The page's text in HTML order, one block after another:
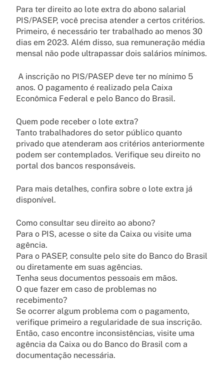
Para ter direito ao lote extra do abono salarial
PIS/PASEP, você precisa atender a certos critérios.
Primeiro, é necessário ter trabalhado ao menos 30
dias em 2023. Além disso, sua remuneração média
mensal não pode ultrapassar dois salários mínimos.
A inscrição no PIS/PASEP deve ter no mínimo 5
anos. O pagamento é realizado pela Caixa
Econômica Federal e pelo Banco do Brasil.
Quem pode receber o lote extra?
Tanto trabalhadores do setor público quanto
privado que atenderam aos critérios anteriormente
podem ser contemplados. Verifique seu direito no
portal dos bancos responsáveis.
Para mais detalhes, confira sobre o lote extra já
disponível.
Como consultar seu direito ao abono?
Para o PIS, acesse o site da Caixa ou visite uma
agência.
Para o PASEP, consulte pelo site do Banco do Brasil
ou diretamente em suas agências.
Tenha seus documentos pessoais em mãos.
O que fazer em caso de problemas no
recebimento?
Se ocorrer algum problema com o pagamento,
verifique primeiro a regularidade de sua inscrição.
Então, caso encontre inconsistências, visite uma
agência da Caixa ou do Banco do Brasil com a
documentação necessária.